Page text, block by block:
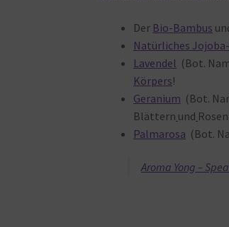
Der Bio-Bambus
Natürliches
Lavendel (Bot.
Körpers!
Geranium (Bot.
Blättern und
Palmarosa (Bot.
Aroma Yong –